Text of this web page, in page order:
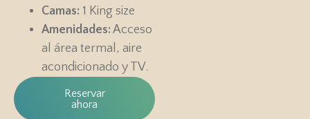
Camas: 1 King size
Amenidades: Acceso
al área termal, aire
acondicionado y TV.
Reservar
ahora